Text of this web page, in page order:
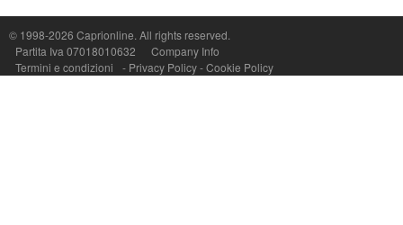
© 1998-2026 Caprionline. All rights reserved.
Partita Iva 07018010632
Company Info
Termini e condizioni
- Privacy Policy-Cookie Policy
P.Iva, C.F. e n.Reg.Imprese Napoli: 07018010632 - Rea n.557643